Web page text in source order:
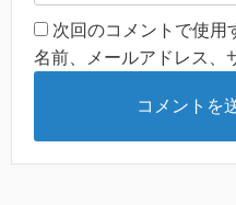
次回のコメントで使用
名前、メールアドレス、